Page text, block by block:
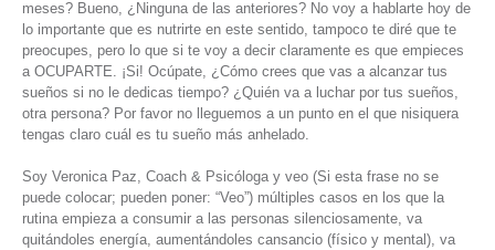
meses? Bueno, ¿Ninguna de las anteriores? No voy a hablarte hoy de
lo importante que es nutrirte en este sentido, tampoco te diré que te
preocupes, pero lo que si te voy a decir claramente es que empieces
a OCUPARTE. ¡Si! Ocúpate, ¿Cómo crees que vas a alcanzar tus
sueños si no le dedicas tiempo? ¿Quién va a luchar por tus sueños,
otra persona? Por favor no lleguemos a un punto en el que nisiquera
tengas claro cuál es tu sueño más anhelado.
Soy Veronica Paz, Coach & Psicóloga y veo (Si esta frase no se
puede colocar; pueden poner: “Veo”) múltiples casos en los que la
rutina empieza a consumir a las personas silenciosamente, va
quitándoles energía, aumentándoles cansancio (físico y mental), va